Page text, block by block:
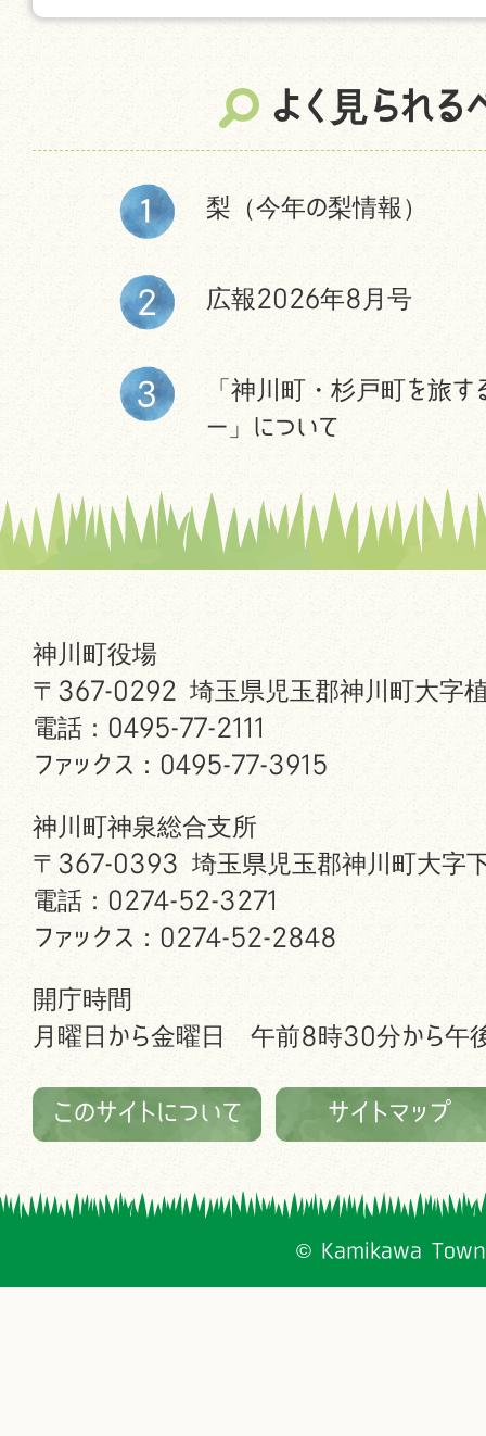
よく見られる
梨（今年の梨情報）
広報2026年8月号
「神川町・杉戸町を旅す
ー」について
神川町役場
〒367-0292 埼玉県児玉郡神川町大字
電話：0495-77-2111
ファックス：0495-77-3915
神川町神泉総合支所
〒367-0393 埼玉県児玉郡神川町大字
電話：0274-52-3271
ファックス：0274-52-2848
開庁時間
月曜日から金曜日 午前8時30分から午
このサイトについて サイトマップ
© Kamikawa Town